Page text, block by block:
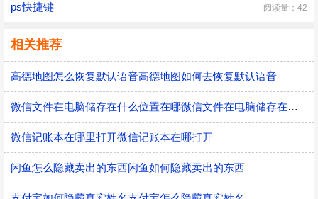
ps快捷键 阅读量：42
相关推荐
高德地图怎么恢复默认语音高德地图如何去恢复默认语音
微信文件在电脑储存在什么位置在哪微信文件在电脑储存在什么位置
微信记账本在哪里打开微信记账本在哪打开
闲鱼怎么隐藏卖出的东西闲鱼如何隐藏卖出的东西